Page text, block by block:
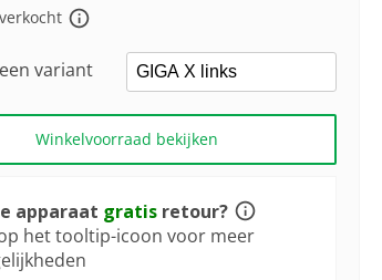
variant
Winkelvoorraad bekijken
apparaat gratisretour?
het tooltip-icoon voor meer